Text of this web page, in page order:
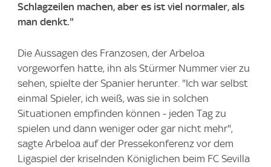
Schlagzeilen machen, aber es ist viel normaler, als
man denkt."
Die Aussagen des Franzosen, der Arbeloa
vorgeworfen hatte, ihn als Stürmer Nummer vier zu
sehen, spielte der Spanier herunter. "Ich war selbst
einmal Spieler, ich weiß, was sie in solchen
Situationen empfinden können - jeden Tag zu
spielen und dann weniger oder gar nicht mehr",
sagte Arbeloa auf der Pressekonferenz vor dem
Ligaspiel der kriselnden Königlichen beim FC Sevilla